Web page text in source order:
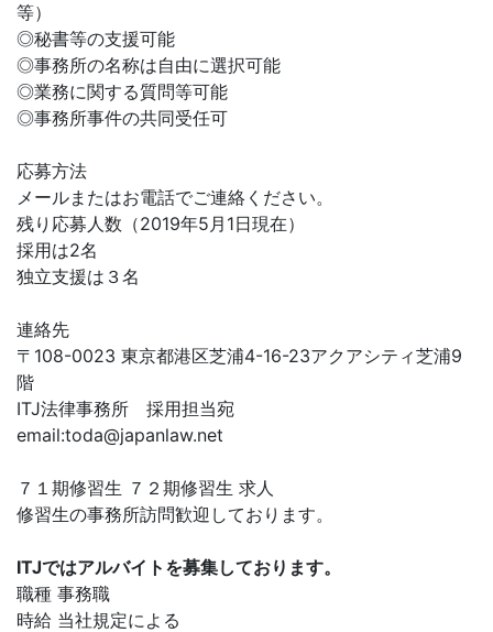
等）
◎秘書等の支援可能
◎事務所の名称は自由に選択可能
◎業務に関する質問等可能
◎事務所事件の共同受任可
応募方法
メールまたはお電話でご連絡ください。
残り応募人数（2019年5月1日現在）
採用は2名
独立支援は３名
連絡先
〒108-0023 東京都港区芝浦4-16-23アクアシティ芝浦9
階
ITJ法律事務所 採用担当宛
email:toda@japanlaw.net
７１期修習生 ７２期修習生 求人
修習生の事務所訪問歓迎しております。
ITJではアルバイトを募集しております。
職種 事務職
時給 当社規定による